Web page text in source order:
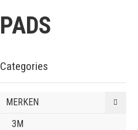
PADS
Categories
MERKEN
3M